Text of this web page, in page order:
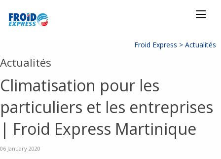
Froid Express > Actualités
Actualités
Climatisation pour les
particuliers et les entreprises
| Froid Express Martinique
06 January 2020